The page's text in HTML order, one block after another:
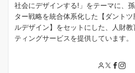
社会にデザインする!」をテーマに、
ター戦略を統合体系化した【ダント
ルデザイン】をセットにした、人財
ティングサービスを提供しています。